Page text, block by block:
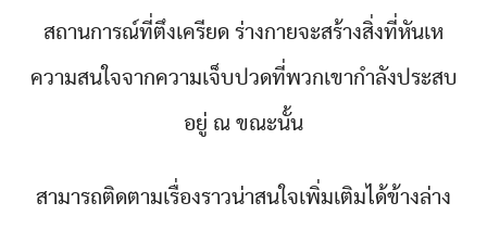
สถานการณ์ที่ตึงเครียด ร่างกายจะสร้างสิ่งที่หันเห
ความสนใจจากความเจ็บปวดที่พวกเขากำลังประสบ
อยู่ ณ ขณะนั้น
สามารถติดตามเรื่องราวน่าสนใจเพิ่มเติมได้ข้างล่าง